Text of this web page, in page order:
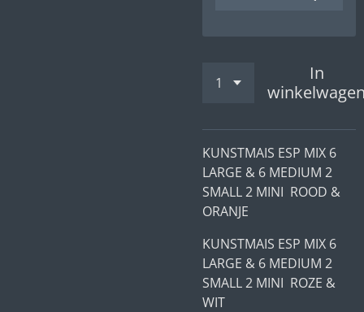
In
KUNSTMAIS ESP MIX 6
LARGE & 6 MEDIUM 2
SMALL 2 MINI ROOD &
ORANJE
KUNSTMAIS ESP MIX 6
LARGE & 6 MEDIUM 2
SMALL 2 MINI ROZE &
WIT